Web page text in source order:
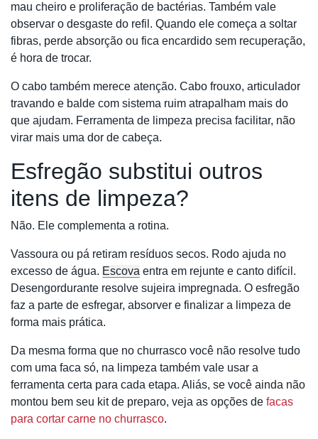
mau cheiro e proliferação de bactérias. Também vale
observar o desgaste do refil. Quando ele começa a soltar
fibras, perde absorção ou fica encardido sem recuperação,
é hora de trocar.
O cabo também merece atenção. Cabo frouxo, articulador
travando e balde com sistema ruim atrapalham mais do
que ajudam. Ferramenta de limpeza precisa facilitar, não
virar mais uma dor de cabeça.
Esfregão substitui outros
itens de limpeza?
Não. Ele complementa a rotina.
Vassoura ou pá retiram resíduos secos. Rodo ajuda no
excesso de água. Escova entra em rejunte e canto difícil.
Desengordurante resolve sujeira impregnada. O esfregão
faz a parte de esfregar, absorver e finalizar a limpeza de
forma mais prática.
Da mesma forma que no churrasco você não resolve tudo
com uma faca só, na limpeza também vale usar a
ferramenta certa para cada etapa. Aliás, se você ainda não
montou bem seu kit de preparo, veja as opções de facas
para cortar carne no churrasco.